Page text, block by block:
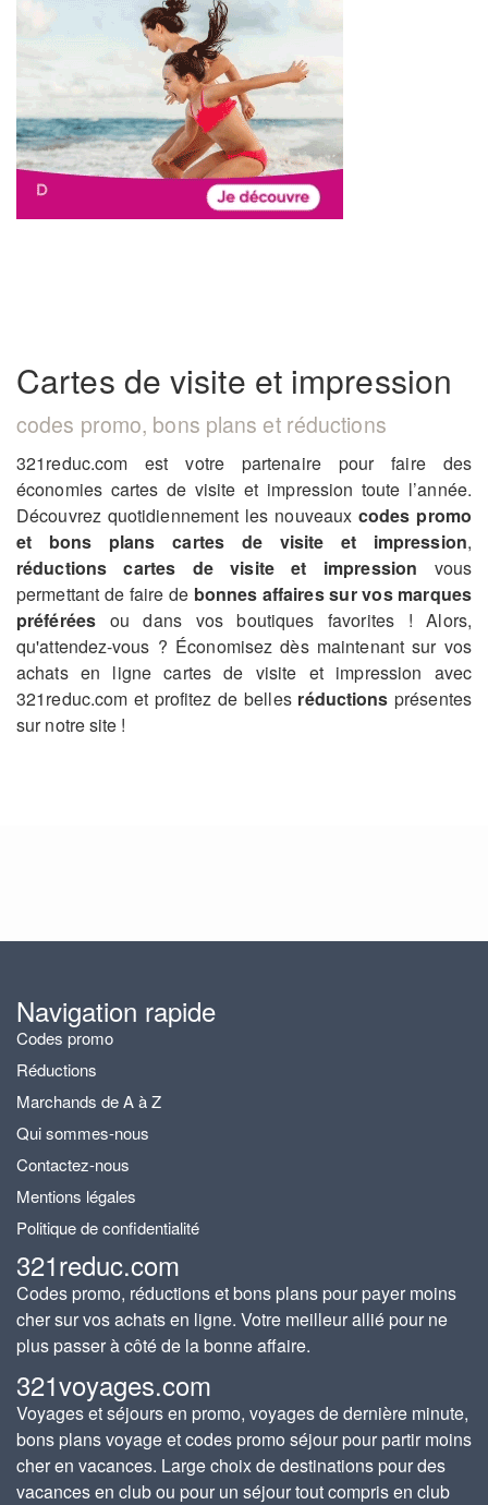
Cartes de visite et impression
codes promo, bons plans et réductions
321reduc.com est votre partenaire pour faire des
économies cartes de visite et impression toute l’année.
Découvrez quotidiennement les nouveauxcodes promo
et bons plans cartes de visite et impression,
réductions cartes de visite et impression vous
permettant de faire de bonnes affaires sur vos marques
préféréesou dans vos boutiques favorites ! Alors,
qu'attendez-vous ? Économisez dès maintenant sur vos
achats en ligne cartes de visite et impression avec
321reduc.com et profitez de belles réductions présentes
sur notre site !
Navigation rapide
Codes promo
Réductions
Marchands de A à Z
Qui sommes-nous
Contactez-nous
Mentions légales
Politique de confidentialité
321reduc.com
Codes promo, réductions et bons plans pour payer moins
cher sur vos achats en ligne. Votre meilleur allié pour ne
plus passer à côté de la bonne affaire.
321voyages.com
Voyages et séjours en promo, voyages de dernière minute,
bons plans voyage et codes promo séjour pour partir moins
cher en vacances. Large choix de destinations pour des
vacances en club ou pour un séjour tout compris en club